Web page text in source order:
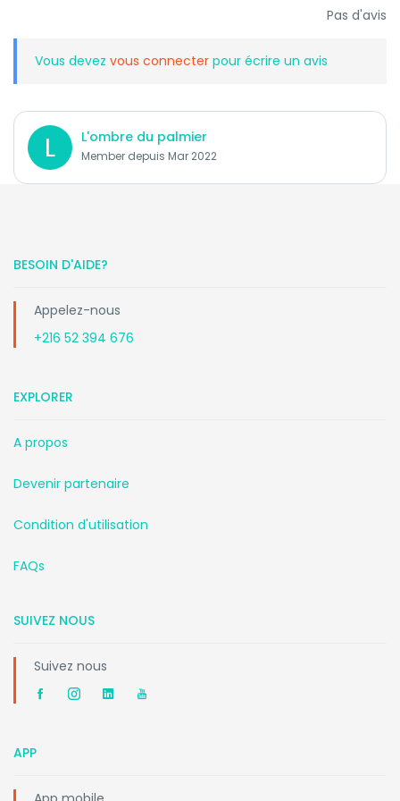
Pas d'avis
Vous devez vous connecter pour écrire un avis
L L'ombre du palmier
Member depuis Mar 2022
BESOIN D'AIDE?
Appelez-nous
+216 52 394 676
EXPLORER
A propos
Devenir partenaire
Condition d'utilisation
FAQs
SUIVEZ NOUS
Suivez nous
APP